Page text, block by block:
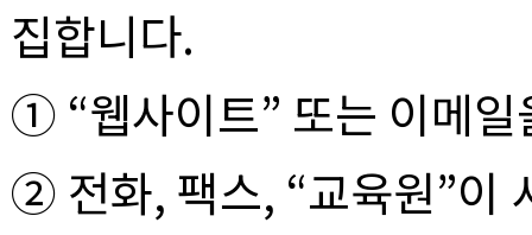
집합니다.
① “웹사이트” 또는 이메일
② 전화, 팩스, “교육원”이